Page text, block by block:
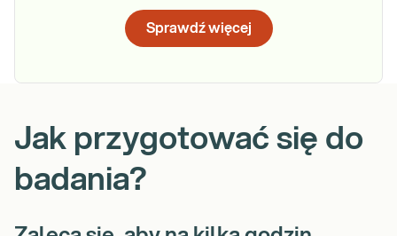
Sprawdź więcej
Jak przygotować się do
badania?